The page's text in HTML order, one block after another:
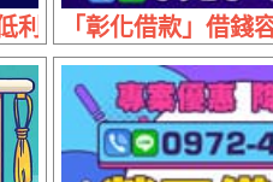
利月繳息 | 30萬內 有工
「彰化借款」借錢